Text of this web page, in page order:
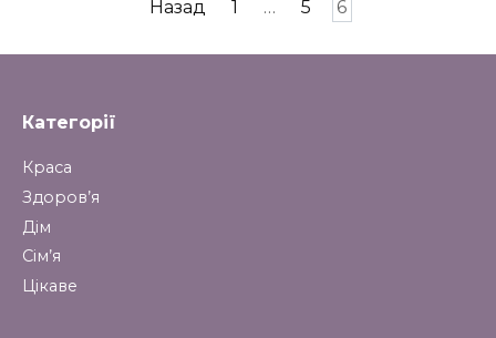
Назад 1 … 5 6
Категорії
Краса
Здоров’я
Дім
Сім’я
Цікаве